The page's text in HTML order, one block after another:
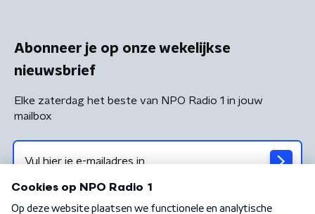
Abonneer je op onze wekelijkse
nieuwsbrief
Elke zaterdag het beste van NPO Radio 1 in jouw
mailbox